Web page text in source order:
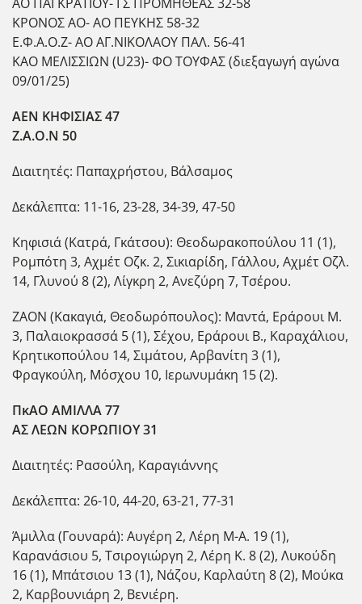
ΚΡΟΝΟΣ ΑΟ- ΑΟ ΠΕΥΚΗΣ 58-32
Ε.Φ.Α.Ο.Ζ- ΑΟ ΑΓ.ΝΙΚΟΛΑΟΥ ΠΑΛ. 56-41
ΚΑΟ ΜΕΛΙΣΣΙΩΝ (U23)- ΦΟ ΤΟΥΦΑΣ (διεξαγωγή αγώνα
09/01/25)
ΑΕΝ ΚΗΦΙΣΙΑΣ 47
Ζ.Α.Ο.Ν 50
Διαιτητές: Παπαχρήστου, Βάλσαμος
Δεκάλεπτα: 11-16, 23-28, 34-39, 47-50
Κηφισιά (Κατρά, Γκάτσου): Θεοδωρακοπούλου 11 (1),
Ρομπότη 3, Αχμέτ Οζκ. 2, Σικιαρίδη, Γάλλου, Αχμέτ Οζλ.
14, Γλυνού 8 (2), Λίγκρη 2, Ανεζύρη 7, Τσέρου.
ΖΑΟΝ (Κακαγιά, Θεοδωρόπουλος): Μαντά, Εράρουι Μ.
3, Παλαιοκρασσά 5 (1), Σέχου, Εράρουι Β., Καραχάλιου,
Κρητικοπούλου 14, Σιμάτου, Αρβανίτη 3 (1),
Φραγκούλη, Μόσχου 10, Ιερωνυμάκη 15 (2).
ΠκΑΟ ΑΜΙΛΛΑ 77
ΑΣ ΛΕΩΝ ΚΟΡΩΠΙΟΥ 31
Διαιτητές: Ρασούλη, Καραγιάννης
Δεκάλεπτα: 26-10, 44-20, 63-21, 77-31
Άμιλλα (Γουναρά): Αυγέρη 2, Λέρη Μ-Α. 19 (1),
Καρανάσιου 5, Τσιρογιώργη 2, Λέρη Κ. 8 (2), Λυκούδη
16 (1), Μπάτσιου 13 (1), Νάζου, Καρλαύτη 8 (2), Μούκα
2, Καρβουνιάρη 2, Βενιέρη.